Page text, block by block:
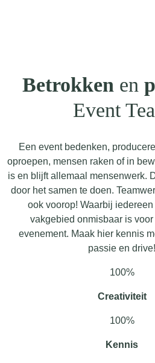
Betrokken en
Event
Een event bedenken,
oproepen, mensen raken of in
is en blijft allemaal mensenwerk.
door het samen te doen.
ook voorop! Waarbij
vakgebied onmisbaar is
evenement. Maak hier kennis
passie en drive!
100%
Creativiteit
100%
Kennis